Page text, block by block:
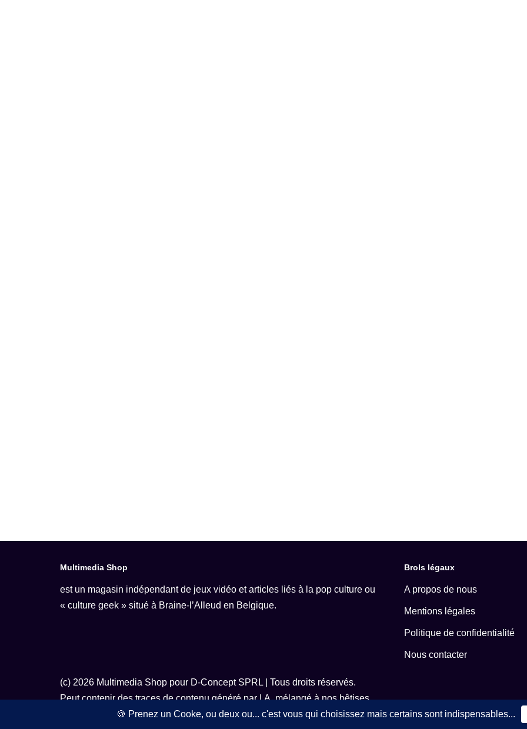
Multimedia Shop
est un magasin indépendant de jeux vidéo et articles liés à la pop culture ou
« culture geek » situé à Braine-l’Alleud en Belgique.
Brols légaux
A propos de nous
Mentions légales
Politique de confidentialité
Nous contacter
(c) 2026 Multimedia Shop pour D-Concept SPRL| Tous droits réservés.
Peut contenir des traces de contenu généré par I.A. mélangé à nos bêtises